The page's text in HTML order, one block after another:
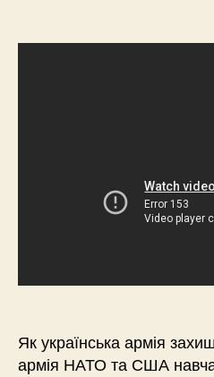
Як українська армія
армія НАТО та США